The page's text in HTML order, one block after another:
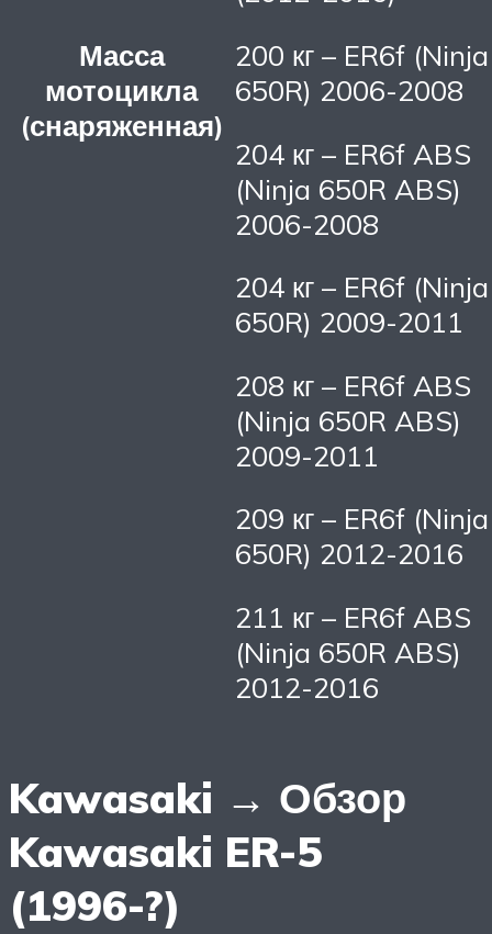
Масса
мотоцикла
(снаряженная)
200 кг – ER6f (Ninja
650R) 2006-2008
204 кг – ER6f ABS
(Ninja 650R ABS)
2006-2008
204 кг – ER6f (Ninja
650R) 2009-2011
208 кг – ER6f ABS
(Ninja 650R ABS)
2009-2011
209 кг – ER6f (Ninja
650R) 2012-2016
211 кг – ER6f ABS
(Ninja 650R ABS)
2012-2016
Kawasaki → Обзор
Kawasaki ER-5
(1996-?)